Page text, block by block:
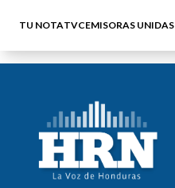
TU NOTATVCEMISORAS UNIDAS